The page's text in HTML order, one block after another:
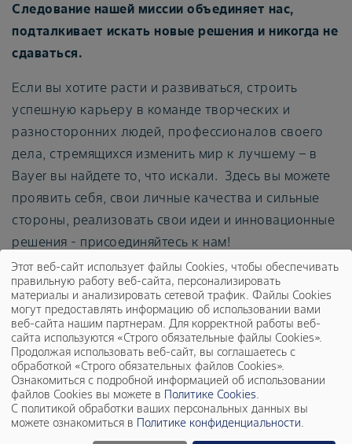
Следование нашей миссии объединяет нас,
подталкивает искать новые решения и никогда не
сдаваться.
Если вы хотите расти и развиваться, строить
успешную карьеру в команде творческих и
разносторонних людей, профессионалов своего
дела, стремящихся изменить мир к лучшему – в
Bayer вы найдете то, что искали. Здесь вы можете
проявить себя, свои личные качества и сильные
стороны, реализовать свои идеи и инновационные
решения - присоединяйтесь к нам!
В нашей компании существуют разнообразные
возможности для карьерного и
профессионального развития, разработаны и
успешно внедрены различные инструменты
обучения и развития для сотрудников из разных
функций и направлений как на локальном, так и
на глобальном уровнях. Это
Этот веб-сайт использует файлы Cookies, чтобы обеспечивать
правильную работу веб-сайта, персонализировать
материалы и анализировать сетевой трафик. Файлы Cookies
могут предоставлять информацию об использовании вами
веб-сайта нашим партнерам. Для корректной работы веб-
сайта используются «Строго обязательные файлы Cookies».
Продолжая использовать веб-сайт, вы соглашаетесь с
обработкой «Строго обязательных файлов Cookies».
Ознакомиться с подробной информацией об использовании
файлов Cookies вы можете в Политике Cookies.
С политикой обработки ваших персональных данных вы
можете ознакомиться в Политике конфиденциальности.